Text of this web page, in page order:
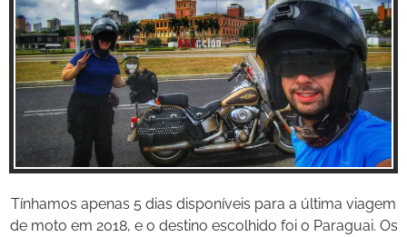
Inspire-se!
Tínhamos apenas 5 dias disponíveis para a última viagem
de moto em 2018, e o destino escolhido foi o Paraguai. Os